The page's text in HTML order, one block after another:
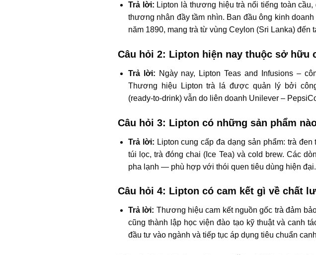
Trả lời: Lipton là thương hiệu trà nổi tiếng toàn
thương nhân đầy tầm nhìn. Ban đầu ông kinh
năm 1890, mang trà từ vùng Ceylon (Sri Lanka)
Câu hỏi 2: Lipton hiện nay thuộc sở hữu
Trả lời: Ngày nay, Lipton Teas and Infusions –
Thương hiệu Lipton trà lá được quản lý bởi
(ready‑to‑drink) vẫn do liên doanh Unilever –
Câu hỏi 3: Lipton có những sản phẩm
Trả lời: Lipton cung cấp đa dạng sản phẩm: trà
túi lọc, trà đóng chai (Ice Tea) và cold brew. Các
pha lạnh — phù hợp với thói quen tiêu dùng hiện đại.
Câu hỏi 4: Lipton có cam kết gì về chất
Trả lời: Thương hiệu cam kết nguồn gốc trà đảm
cũng thành lập học viện đào tạo kỹ thuật và canh
đầu tư vào ngành và tiếp tục áp dụng tiêu chuẩn